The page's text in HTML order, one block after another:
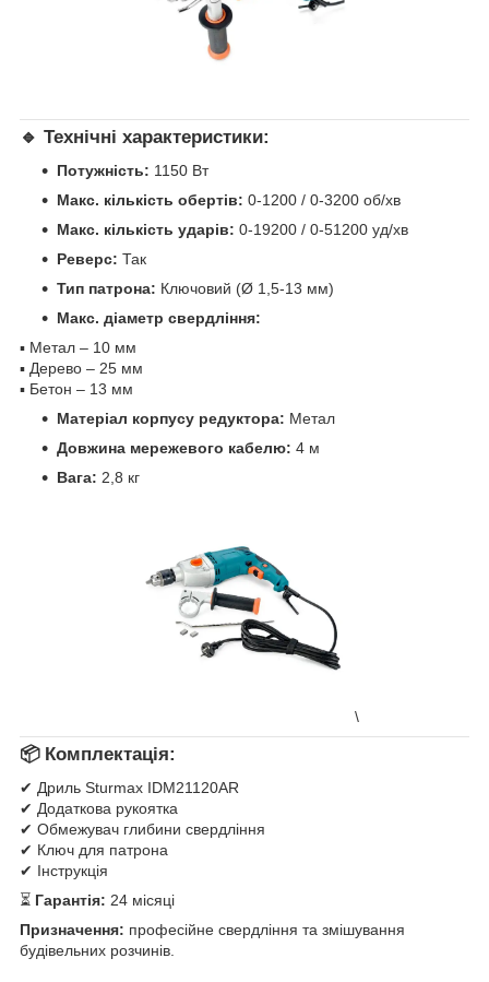
🔹 Технічні характеристики:
Потужність: 1150 Вт
Макс. кількість обертів: 0-1200 / 0-3200 об/хв
Макс. кількість ударів: 0-19200 / 0-51200 уд/хв
Реверс: Так
Тип патрона: Ключовий (Ø 1,5-13 мм)
Макс. діаметр свердління:
▪ Метал – 10 мм
▪ Дерево – 25 мм
▪ Бетон – 13 мм
Матеріал корпусу редуктора: Метал
Довжина мережевого кабелю: 4 м
Вага: 2,8 кг
\
📦 Комплектація:
✔ Дриль Sturmax IDM21120AR
✔ Додаткова рукоятка
✔ Обмежувач глибини свердління
✔ Ключ для патрона
✔ Інструкція
⏳ Гарантія: 24 місяці
Призначення: професійне свердління та змішування
будівельних розчинів.